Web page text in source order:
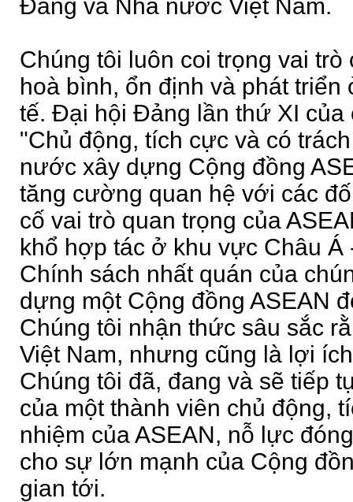
Đảng và Nhà nước Việt Nam.
Chúng tôi luôn coi trọng vai trò
hoà bình, ổn định và phát
tế. Đại hội Đảng lần thứ XI
"Chủ động, tích cực và có
nước xây dựng Cộng đồng
tăng cường quan hệ với các
cố vai trò quan trọng của
khổ hợp tác ở khu vực Châu
Chính sách nhất quán của
dựng một Cộng đồng ASEAN
Chúng tôi nhận thức sâu sắc
Việt Nam, nhưng cũng là lợi
Chúng tôi đã, đang và sẽ tiếp
của một thành viên chủ động,
nhiệm của ASEAN, nỗ lực
cho sự lớn mạnh của Cộng
gian tới.